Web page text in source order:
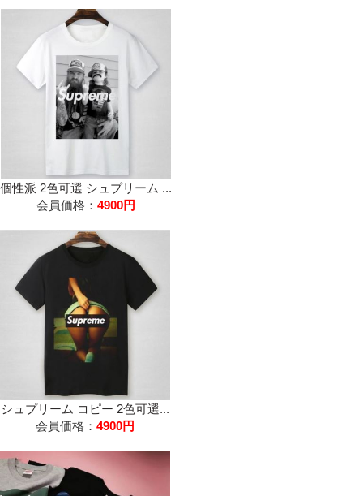
個性派 2色可選 シュプリーム ...
会員価格： 4900円
シュプリーム コピー 2色可選...
会員価格： 4900円